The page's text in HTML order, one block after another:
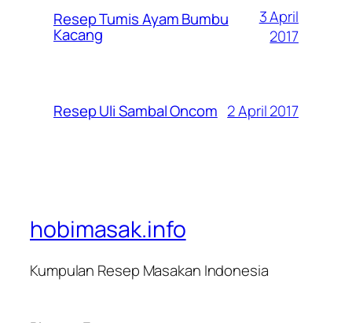
Resep Tumis Ayam Bumbu
Kacang
3 April
2017
Resep Uli Sambal Oncom 2 April 2017
hobimasak.info
Kumpulan Resep Masakan Indonesia